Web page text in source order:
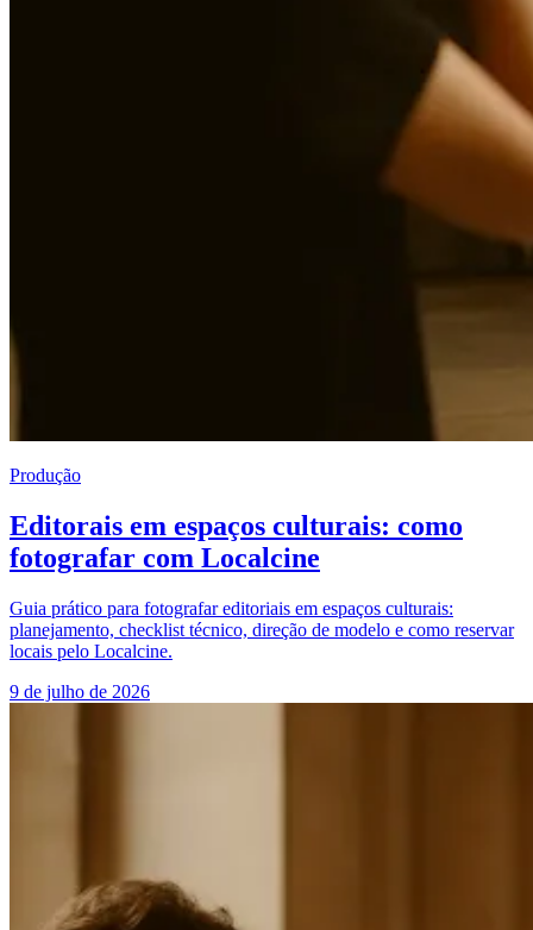
Produção
Editorais em espaços culturais: como
fotografar com Localcine
Guia prático para fotografar editoriais em espaços culturais:
planejamento, checklist técnico, direção de modelo e como reservar
locais pelo Localcine.
9 de julho de 2026